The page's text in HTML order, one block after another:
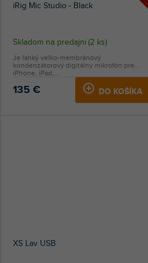
iRig Mic Studio - Black
Skladom na predajni (2 ks)
135 € DO KOŠÍKA
Je ľahký veľko-membránový
kondenzátorový digitálny mikrofón pre
iPhone, iPad,...
XS Lav USB